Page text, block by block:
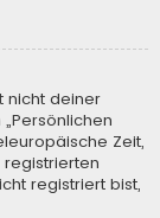
nicht deiner
Zeit,
registrierten
registriert bist,